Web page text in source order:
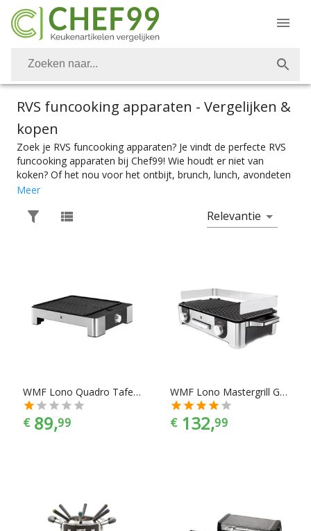
RVS funcooking apparaten - Vergelijken &
kopen
Zoek je RVS funcooking apparaten? Je vindt de perfecte RVS
funcooking apparaten bij Chef99! Wie houdt er niet van
koken? Of het nou voor het ontbijt, brunch, lunch, avondeten
of dessert is. Vanzelfsprekend is het belangrijk om over de
funcooking apparaten vind je bij Chef99. Voor de perfecte
samenkook maaltijd heb je natuurlijk het perfecte
een mini gourmetstel, je vindt makkelijk wat je nodig hebt bij
Chef99. En dat alles onder het mom: “Gemak dient de chef”.
Alles voor funcooking is te vinden in alle prijscategorieën,
voor ieder is er wel wat wils. En met ook nog eens de juiste
merkselectie vind je makkelijk jouw favoriete merk.
Meer
Relevantie
WMF Lono Quadro Tafelgrill
€ 89,99
WMF Lono Mastergrill Grillplaat
€ 132,99